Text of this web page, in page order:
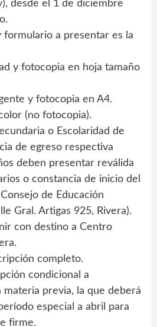
desde el 1 de diciembre
formulario a presentar es la
y fotocopia en hoja tamaño
y fotocopia en A4.
(no fotocopia).
o Escolaridad de
de egreso respectiva
deben presentar reválida
o constancia de inicio del
de Educación
Gral. Artigas 925, Rivera).
con destino a Centro
completo.
condicional a
materia previa, la que deberá
especial a abril para
firme.